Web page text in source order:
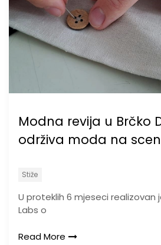
Modna revija u Brčko
održiva moda na
Stiže
U proteklih 6 mjeseci realizovan
Labs o
Read More